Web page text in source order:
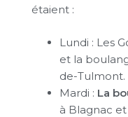
étaient :
Lundi : Les
et la
de-Tulmont.
Mardi : La
à Blagnac